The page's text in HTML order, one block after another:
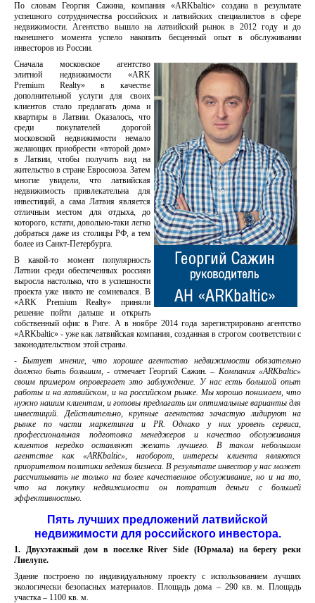
По словам Георгия Сажина, компания «ARKbaltic» создана в результате
успешного сотрудничества российских и латвийских специалистов в сфере
недвижимости. Агентство вышло на латвийский рынок в 2012 году и до
нынешнего момента успело накопить бесценный опыт в обслуживании
инвесторов из России.
Сначала московское агентство
элитной недвижимости «ARK
Premium Realty» в качестве
дополнительной услуги для своих
клиентов стало предлагать дома и
квартиры в Латвии. Оказалось, что
среди покупателей дорогой
московской недвижимости немало
желающих приобрести «второй дом»
в Латвии, чтобы получить вид на
жительство в стране Евросоюза. Затем
многие увидели, что латвийская
недвижимость привлекательна для
инвестиций, а сама Латвия является
отличным местом для отдыха, до
которого, кстати, довольно-таки легко
добраться даже из столицы РФ, а тем
более из Санкт-Петербурга.
В какой-то момент популярность
Латвии среди обеспеченных россиян
выросла настолько, что в успешности
проекта уже никто не сомневался. В
«ARK Premium Realty» приняли
решение пойти дальше и открыть
собственный офис в Риге. А в ноябре 2014 года зарегистрировано агентство
«ARKbaltic» - уже как латвийская компания, созданная в строгом соответствии с
законодательством этой страны.
-Бытует мнение, что хорошее агентство недвижимости обязательно
должно быть большим, - отмечает Георгий Сажин. – Компания «ARKbaltic»
своим примером опровергает это заблуждение. У нас есть большой опыт
работы и на латвийском, и на российском рынке. Мы хорошо понимаем, что
нужно нашим клиентам, и готовы предлагать им оптимальные варианты для
инвестиций. Действительно, крупные агентства зачастую лидируют на
рынке по части маркетинга и PR. Однако у них уровень сервиса,
профессиональная подготовка менеджеров и качество обслуживания
клиентов нередко оставляют желать лучшего. В таком небольшом
агентстве как «ARKbaltic», наоборот, интересы клиента являются
приоритетом политики ведения бизнеса. В результате инвестор у нас может
рассчитывать не только на более качественное обслуживание, но и на то,
что на покупку недвижимости он потратит деньги с большей
эффективностью.
Пять лучших предложений латвийской
недвижимости для российского инвестора.
1. Двухэтажный дом в поселке River Side (Юрмала) на берегу реки
Лиелупе.
Здание построено по индивидуальному проекту с использованием лучших
экологически безопасных материалов. Площадь дома – 290 кв. м. Площадь
участка – 1100 кв. м.